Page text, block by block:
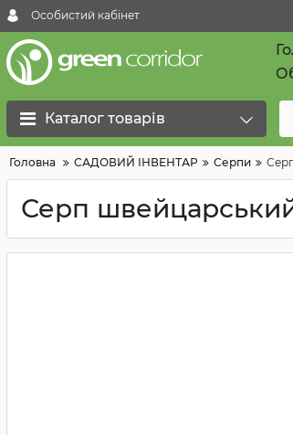
Особистий кабінет
Каталог товарів
Головна САДОВИЙ ІНВЕНТАР Серпи
Серп